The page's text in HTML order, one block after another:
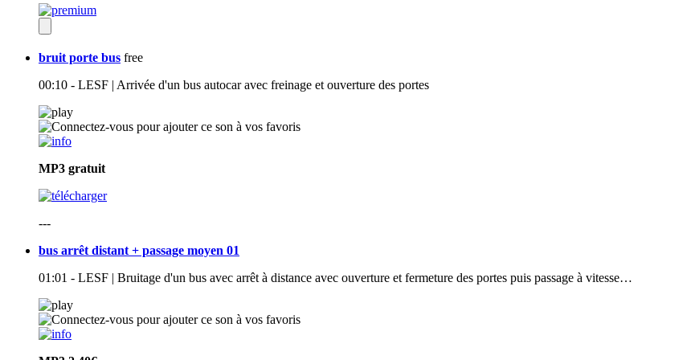
bruit porte bus free
00:10 - LESF | Arrivée d'un bus autocar avec freinage et ouverture des portes
MP3 gratuit
---
bus arrêt distant + passage moyen 01
01:01 - LESF | Bruitage d'un bus avec arrêt à distance avec ouverture et fermeture des portes puis passage à vitesse…